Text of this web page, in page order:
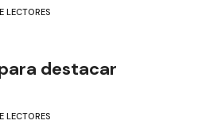
LECTORES
destacar
LECTORES